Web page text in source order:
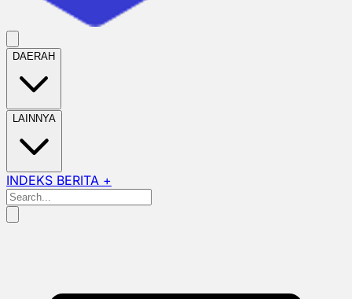
DAERAH
LAINNYA
INDEKS BERITA +